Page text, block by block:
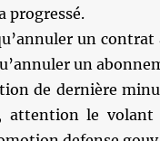
progressé.
un
un
de dernière
attention le